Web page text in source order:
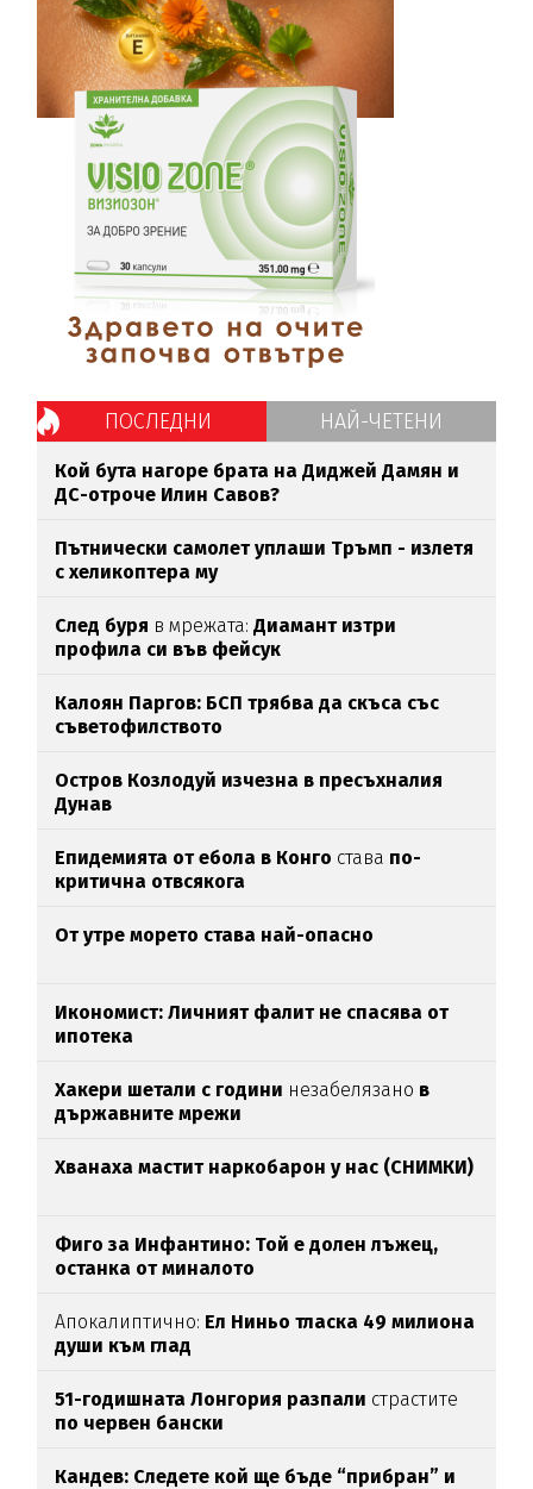
ПОСЛЕДНИ НАЙ-ЧЕТЕНИ
Кой бута нагоре брата на Диджей Дамян и
ДС-отроче Илин Савов?
Пътнически самолет уплаши Тръмп - излетя
с хеликоптера му
След буря в мрежата:Диамант изтри
профила си във фейсук
Калоян Паргов: БСП трябва да скъса със
съветофилството
Остров Козлодуй изчезна в пресъхналия
Дунав
Епидемията от ебола в Конго става по-
критична отвсякога
От утре морето става най-опасно
Икономист: Личният фалит не спасява от
ипотека
Хакери шетали с години незабелязано в
държавните мрежи
Хванаха мастит наркобарон у нас (СНИМКИ)
Фиго за Инфантино: Той е долен лъжец,
останка от миналото
Апокалиптично: Ел Ниньо тласка 49 милиона
души към глад
51-годишната Лонгория разпали страстите
по червен бански
Кандев: Следете кой ще бъде “прибран” и